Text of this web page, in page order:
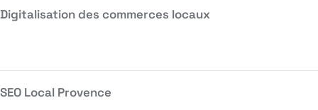
Digitalisation des commerces locaux
SEO Local Provence